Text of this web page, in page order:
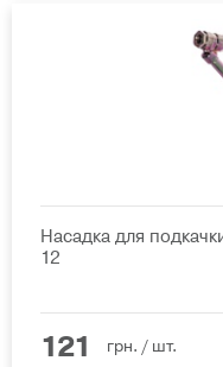
Насадка для
12
121 грн. / шт.